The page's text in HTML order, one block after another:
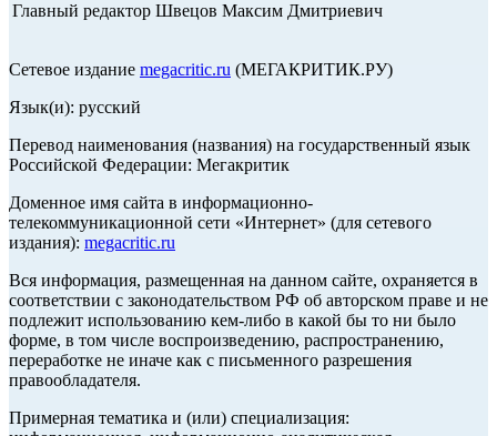
Главный редактор Швецов Максим Дмитриевич
Сетевое издание megacritic.ru (МЕГАКРИТИК.РУ)
Язык(и): русский
Перевод наименования (названия) на государственный язык
Российской Федерации: Мегакритик
Доменное имя сайта в информационно-
телекоммуникационной сети «Интернет» (для сетевого
издания): megacritic.ru
Вся информация, размещенная на данном сайте, охраняется в
соответствии с законодательством РФ об авторском праве и не
подлежит использованию кем-либо в какой бы то ни было
форме, в том числе воспроизведению, распространению,
переработке не иначе как с письменного разрешения
правообладателя.
Примерная тематика и (или) специализация: